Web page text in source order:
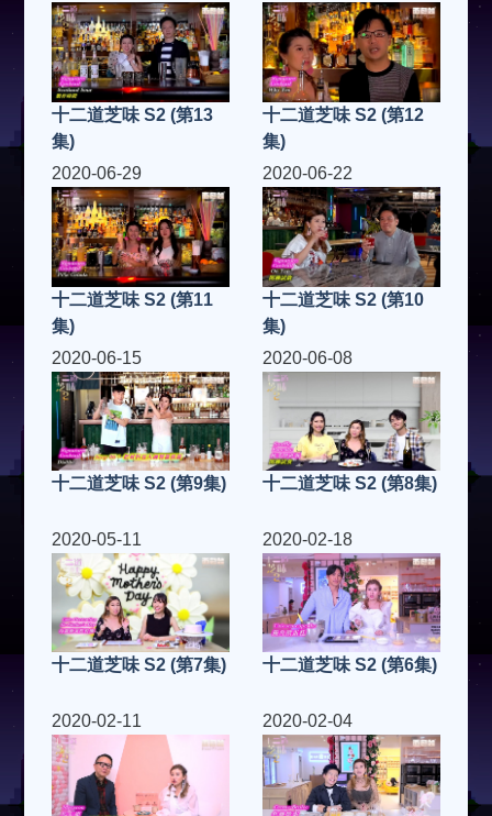
十二道芝味 S2 (第13
集)
十二道芝味 S2 (第12
集)
2020-06-29
十二道芝味 S2 (第11
集)
2020-06-22
十二道芝味 S2 (第10
集)
2020-06-15
十二道芝味 S2 (第9集)
2020-06-08
十二道芝味 S2 (第8集)
2020-05-11
十二道芝味 S2 (第7集)
2020-02-18
十二道芝味 S2 (第6集)
2020-02-11 2020-02-04